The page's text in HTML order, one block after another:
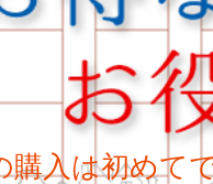
購入は初めて